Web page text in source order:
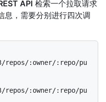
API 检索一个拉取请求
息，需要分别进行四次调
repos/:owner/:repo/pu
repos/:owner/:repo/pu